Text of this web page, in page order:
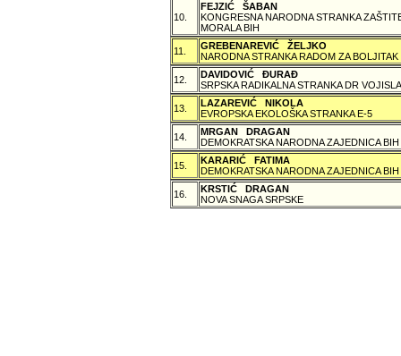
10.
FEJZIĆ ŠABAN
KONGRESNA NARODNA STRANKA
MORALA BIH
11.
GREBENAREVIĆ ŽELJKO
NARODNA STRANKA RADOM ZA BOLJITAK
12.
DAVIDOVIĆ ÐURAÐ
SRPSKA RADIKALNA STRANKA DR
13.
LAZAREVIĆ NIKOLA
EVROPSKA EKOLOŠKA STRANKA E-5
14.
MRGAN DRAGAN
DEMOKRATSKA NARODNA ZAJEDNICA BIH
15.
KARARIĆ FATIMA
DEMOKRATSKA NARODNA ZAJEDNICA BIH
16.
KRSTIĆ DRAGAN
NOVA SNAGA SRPSKE